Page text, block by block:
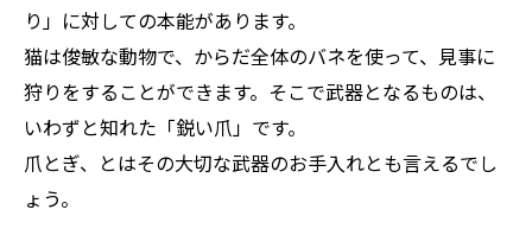
り」に対しての本能があります。
猫は俊敏な動物で、からだ全体のバネを使って、見事に
狩りをすることができます。そこで武器となるものは、
いわずと知れた「鋭い爪」です。
爪とぎ、とはその大切な武器のお手入れとも言えるでし
ょう。